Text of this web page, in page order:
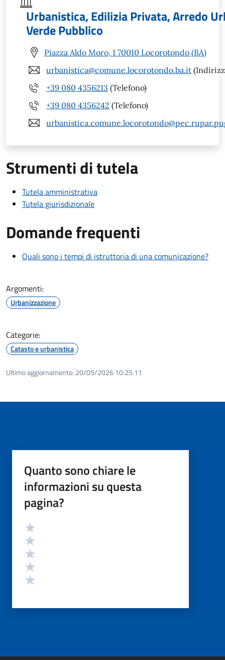
Urbanistica, Edilizia Privata, Arredo
Verde Pubblico
Piazza Aldo Moro, 1 70010 Locorotondo (BA)
urbanistica@comune.locorotondo.ba.it
+39 080 4356213 (Telefono)
+39 080 4356242 (Telefono)
Strumenti di tutela
Tutela amministrativa
Tutela giurisdizionale
Domande frequenti
Quali sono i tempi di istruttoria di una comunicazione?
Argomenti:
Urbanizzazione
Categorie:
Catasto e urbanistica
Ultimo aggiornamento: 20/05/2026 10:25.11
Quanto sono chiare le
informazioni su questa
pagina?
Valutazione